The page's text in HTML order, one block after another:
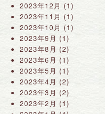
2023年12月 (1)
2023年11月 (1)
2023年10月 (1)
2023年9月 (1)
2023年8月 (2)
2023年6月 (1)
2023年5月 (1)
2023年4月 (2)
2023年3月 (2)
2023年2月 (1)